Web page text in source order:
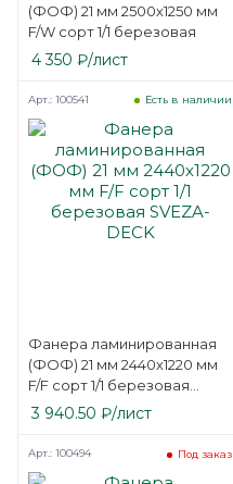
(ФОФ) 21 мм 2500х1250 мм
F/W сорт 1/1 березовая
4 350 ₽/лист
Фанера ламинированная
(ФОФ) 21 мм 2440х1220 мм
F/F сорт 1/1 березовая
SVEZA-DECK
Есть в наличии
Арт.: 100541
3 940.50 ₽/лист
Под заказ
Арт.: 100494